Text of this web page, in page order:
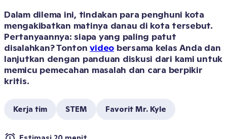
Dalam dilema ini, tindakan para penghuni kota
mengakibatkan matinya danau di kota tersebut.
Pertanyaannya: siapa yang paling patut
disalahkan? Tonton video bersama kelas Anda dan
lanjutkan dengan panduan diskusi dari kami untuk
memicu pemecahan masalah dan cara berpikir
kritis.
Kerja tim STEM Favorit Mr. Kyle